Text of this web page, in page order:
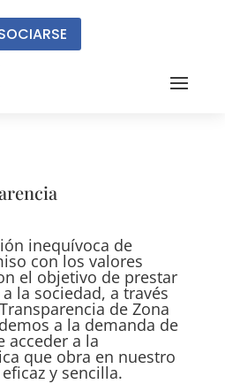
inequívoca de
con los valores
el objetivo de prestar
la sociedad, a través
de Zona
a la demanda de
acceder a la
que obra en nuestro
y sencilla.